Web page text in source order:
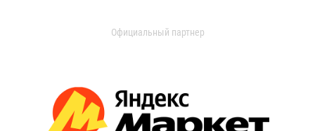
Официальный партнер